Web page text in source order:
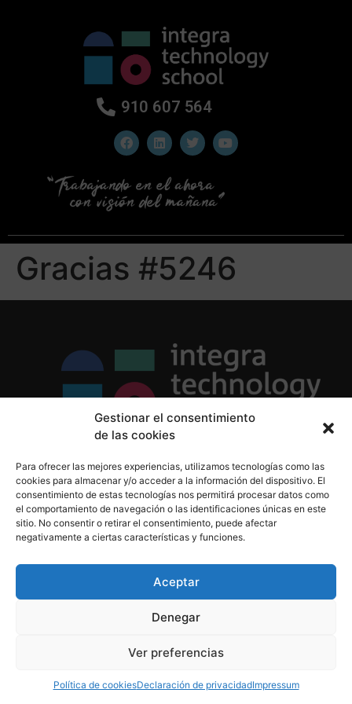
Gestionar el consentimiento
de las cookies
Para ofrecer las mejores experiencias, utilizamos tecnologías como las
cookies para almacenar y/o acceder a la información del dispositivo. El
consentimiento de estas tecnologías nos permitirá procesar datos como
el comportamiento de navegación o las identificaciones únicas en este
sitio. No consentir o retirar el consentimiento, puede afectar
negativamente a ciertas características y funciones.
Aceptar
Denegar
Ver preferencias
Política de cookiesDeclaración de privacidadImpressum
910 607 564
Gracias #5246
Política de Cookies
Aviso Legal
910 607 564
derechos reservados